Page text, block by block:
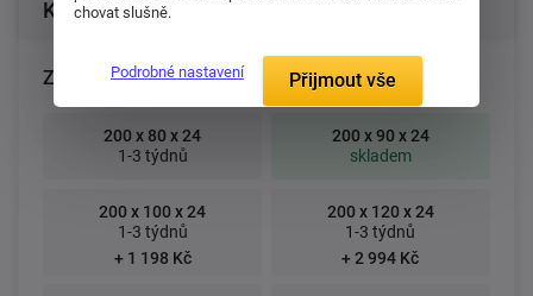
Konfigurace produktu
Zvolte rozměr matrace (cm):
200 x 80 x 24
1-3 týdnů
200 x 90 x 24
skladem
200 x 100 x 24
1-3 týdnů
+ 1 198 Kč
200 x 120 x 24
1-3 týdnů
+ 2 994 Kč
chovat slušně.
Podrobné nastavení Přijmout vše